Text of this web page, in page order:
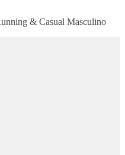
& Casual Masculino